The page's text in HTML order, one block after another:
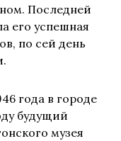
Последней
его успешная
по сей день
года в городе
будущий
музея